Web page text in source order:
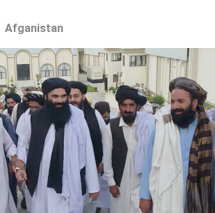
Afganistan